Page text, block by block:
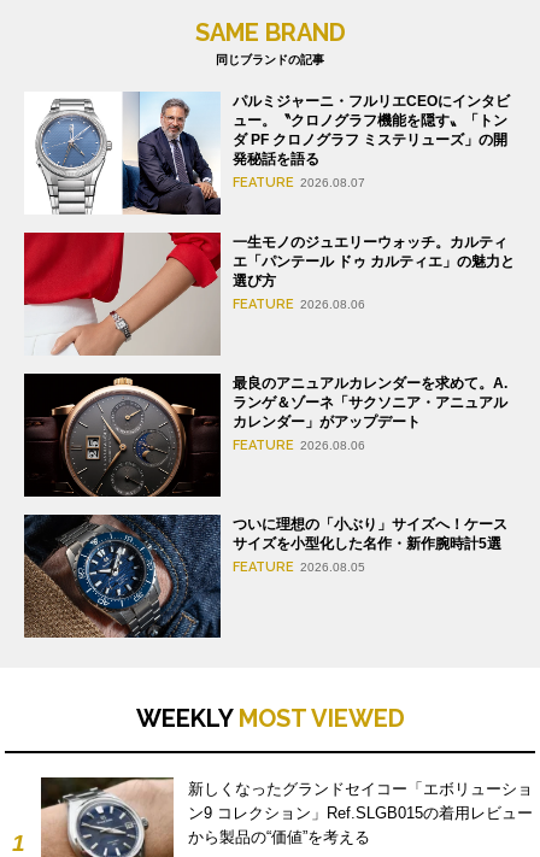
SAME BRAND
同じブランドの記事
パルミジャーニ・フルリエCEOにインタビ
ュー。〝クロノグラフ機能を隠す〟「トン
ダ PF クロノグラフ ミステリューズ」の開
発秘話を語る
FEATURE 2026.08.07
一生モノのジュエリーウォッチ。カルティ
エ「パンテール ドゥ カルティエ」の魅力と
選び方
FEATURE 2026.08.06
最良のアニュアルカレンダーを求めて。A.
ランゲ＆ゾーネ「サクソニア・アニュアル
カレンダー」がアップデート
FEATURE 2026.08.06
ついに理想の「小ぶり」サイズへ！ケース
サイズを小型化した名作・新作腕時計5選
FEATURE 2026.08.05
WEEKLY MOST VIEWED
1
新しくなったグランドセイコー「エボリューショ
ン9 コレクション」Ref.SLGB015の着用レビュー
から製品の“価値”を考える